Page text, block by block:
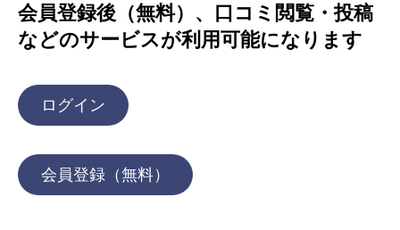
会員登録後（無料）、口コミ閲覧・投稿
などのサービスが利用可能になります
ログイン
会員登録（無料）